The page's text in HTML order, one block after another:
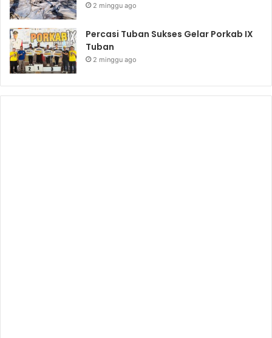
2 minggu ago
Percasi Tuban Sukses Gelar Porkab IX
Tuban
2 minggu ago